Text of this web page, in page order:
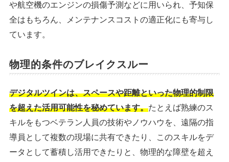
や航空機のエンジンの損傷予測などに用いられ、予知保
全はもちろん、メンテナンスコストの適正化にも寄与し
ています。
物理的条件のブレイクスルー
デジタルツインは、スペースや距離といった物理的制限
を超えた活用可能性を秘めています。たとえば熟練のス
キルをもつベテラン人員の技術やノウハウを、遠隔の指
導員として複数の現場に共有できたり、このスキルをデ
ータとして蓄積し活用できたりと、物理的な障壁を超え